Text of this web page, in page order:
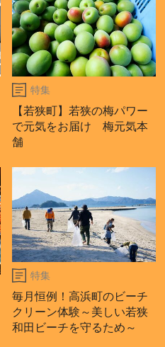
特集
【若狭町】若狭の梅パワー
で元気をお届け 梅元気本
舗
特集
毎月恒例！高浜町のビーチ
クリーン体験～美しい若狭
和田ビーチを守るため～